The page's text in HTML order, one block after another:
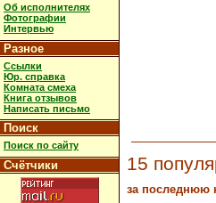
Об исполнителях
Фотографии
Интервью
Разное
Ссылки
Юр. справка
Комната смеха
Книга отзывов
Написать письмо
Поиск
Поиск по сайту
Счётчики 15
за последнюю